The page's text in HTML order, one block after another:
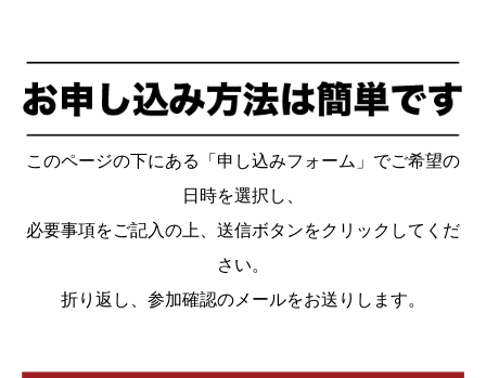
このページの下にある「申し込みフォーム」でご希望の
日時を選択し、
必要事項をご記入の上、送信ボタンをクリックしてくだ
さい。
折り返し、参加確認のメールをお送りします。